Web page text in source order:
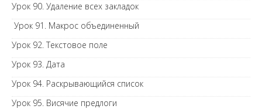
Урок 90. Удаление всех закладок
Урок 91. Макрос объединенный
Урок 92. Текстовое поле
Урок 93. Дата
Урок 94. Раскрывающийся список
Урок 95. Висячие предлоги